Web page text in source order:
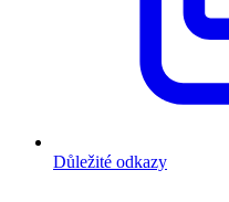
Důležité odkazy